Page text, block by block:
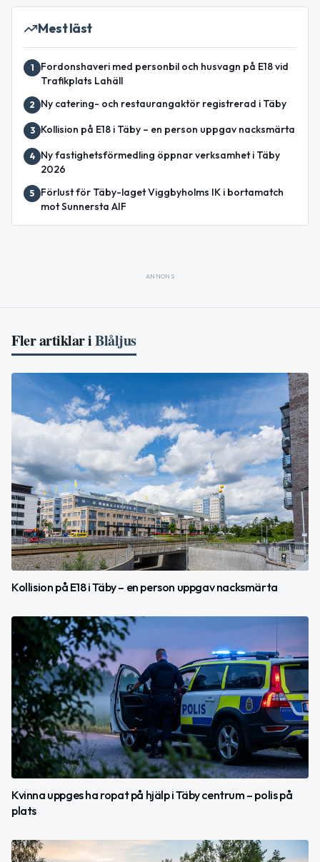
Mest läst
1
Fordonshaveri med personbil och husvagn på E18 vid
Trafikplats Lahäll
2 Ny catering- och restaurangaktör registrerad i Täby
3 Kollision på E18 i Täby – en person uppgav nacksmärta
4
Ny fastighetsförmedling öppnar verksamhet i Täby
2026
5
Förlust för Täby-laget Viggbyholms IK i bortamatch
mot Sunnersta AIF
ANNONS
Fler artiklar iBlåljus
Kollision på E18 i Täby – en person uppgav nacksmärta
Kvinna uppges ha ropat på hjälp i Täby centrum – polis på
plats